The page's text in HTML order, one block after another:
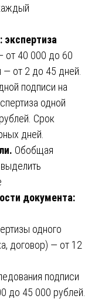
от 40 000 до 60
от 2 до 45 дней.
подписи на
одной
Срок
дней.
Обобщая
документа:
одного
договор) — от 12
подписи
до 45 000 рублей.